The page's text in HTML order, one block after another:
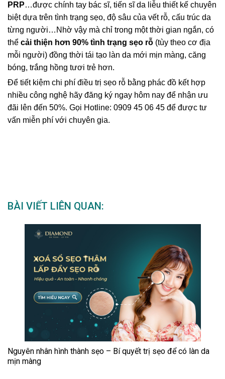
PRP…được chính tay bác sĩ, tiến sĩ da liễu thiết kế chuyên
biệt dựa trên tình trạng sẹo, độ sâu của vết rỗ, cấu trúc da
từng người…Nhờ vậy mà chỉ trong một thời gian ngắn, có
thể cải thiện hơn 90% tình trạng sẹo rỗ (tùy theo cơ địa
mỗi người) đồng thời tái tạo làn da mới mịn màng, căng
bóng, trắng hồng tươi trẻ hơn.
Để tiết kiệm chi phí điều trị sẹo rỗ bằng phác đồ kết hợp
nhiều công nghệ hãy đăng ký ngay hôm nay để nhận ưu
đãi lên đến 50%. Gọi Hotline: 0909 45 06 45 để được tư
vấn miễn phí với chuyên gia.
BÀI VIẾT LIÊN QUAN:
Nguyên nhân hình thành sẹo – Bí quyết trị sẹo để có làn da
mịn màng